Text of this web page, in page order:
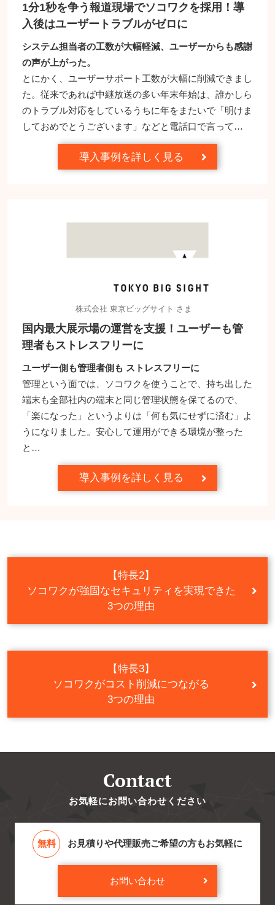
1分1秒を争う報道現場でソコワクを採用！導
入後はユーザートラブルがゼロに
システム担当者の工数が大幅軽減、ユーザーからも感謝
の声が上がった。
とにかく、ユーザーサポート工数が大幅に削減できまし
た。従来であれば中継放送の多い年末年始は、誰かしら
のトラブル対応をしているうちに年をまたいで「明けま
しておめでとうございます」などと電話口で言って…
導入事例を詳しく見る
株式会社 東京ビッグサイト さま
国内最大展示場の運営を支援！ユーザーも管
理者もストレスフリーに
ユーザー側も管理者側も ストレスフリーに
管理という面では、ソコワクを使うことで、持ち出した
端末も全部社内の端末と同じ管理状態を保てるので、
「楽になった」というよりは「何も気にせずに済む」よ
うになりました。安心して運用ができる環境が整った
と…
導入事例を詳しく見る
【特長2】
ソコワクが強固なセキュリティを実現できた
3つの理由
【特長3】
ソコワクがコスト削減につながる
3つの理由
Contact
お気軽にお問い合わせください
無料 お見積りや代理販売ご希望の方もお気軽に
お問い合わせ